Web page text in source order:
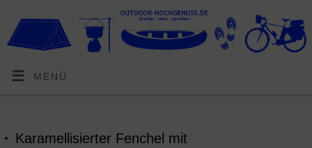
MENÜ
Karamellisierter Fenchel mit